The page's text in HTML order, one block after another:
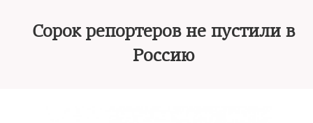
Сорок репортеров не пустили в
Россию